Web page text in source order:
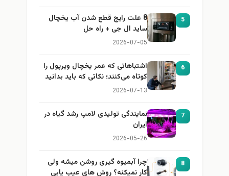
5
8 علت رایج قطع شدن آب یخچال
ساید ال جی + راه حل
2026-07-05
6
اشتباهاتی که عمر یخچال ویرپول را
کوتاه می‌کنند؛ نکاتی که باید بدانید
2026-07-13
7
نمایندگی تولیدی لامپ رشد گیاه در
ایران
2026-05-26
8
چرا آبمیوه گیری روشن میشه ولی
کار نمیکنه؟ روش های عیب یابی